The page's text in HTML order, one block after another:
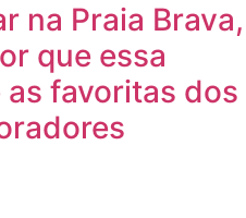
na Praia Brava,
que essa
favoritas dos